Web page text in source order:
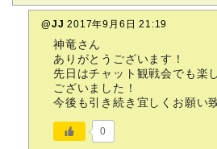
@JJ 2017年9月6日 21:19
神竜さん
ありがとうございます！
先日はチャット観戦会でも楽
ございました！
今後も引き続き宜しくお願い
0